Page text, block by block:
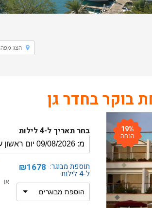
הצג מפה
19%
הנחה בחר תאריך ל-4 לילות
תוספת מבוגר: ₪1678
ל-4 לילות
או